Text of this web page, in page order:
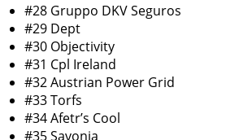
#28 Gruppo DKV Seguros
#29 Dept
#30 Objectivity
#31 Cpl Ireland
#32 Austrian Power Grid
#33 Torfs
#34 Afetr’s Cool
#35 Savonia